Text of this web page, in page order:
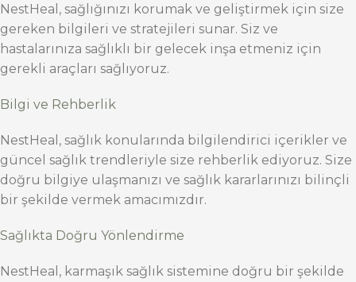
NestHeal, sağlığınızı korumak ve geliştirmek için size
gereken bilgileri ve stratejileri sunar. Siz ve
hastalarınıza sağlıklı bir gelecek inşa etmeniz için
gerekli araçları sağlıyoruz.
Bilgi ve Rehberlik
NestHeal, sağlık konularında bilgilendirici içerikler ve
güncel sağlık trendleriyle size rehberlik ediyoruz. Size
doğru bilgiye ulaşmanızı ve sağlık kararlarınızı bilinçli
bir şekilde vermek amacımızdır.
Sağlıkta Doğru Yönlendirme
NestHeal, karmaşık sağlık sistemine doğru bir şekilde